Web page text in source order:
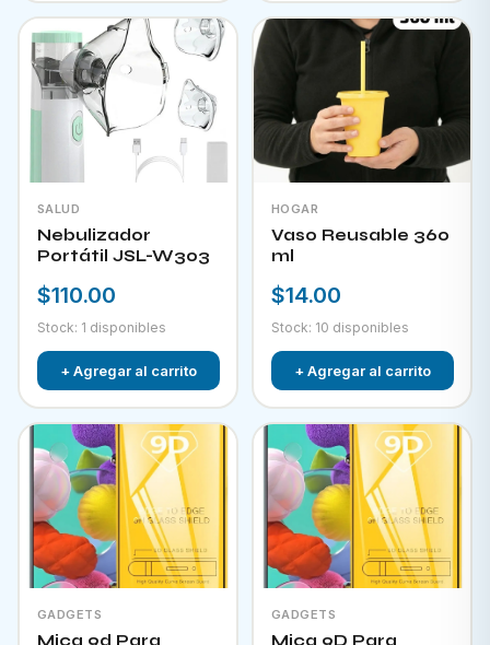
SALUD
Nebulizador
Portátil JSL-W303
$110.00
Stock: 1 disponibles
+ Agregar al carrito
HOGAR
Vaso Reusable 360
ml
$14.00
Stock: 10 disponibles
+ Agregar al carrito
GADGETS
Mica 9d Para
GADGETS
Mica 9D Para